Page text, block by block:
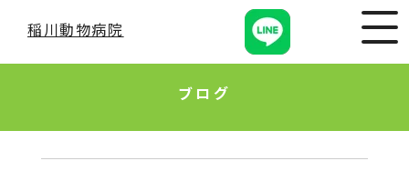
稲川動物病院
ブログ